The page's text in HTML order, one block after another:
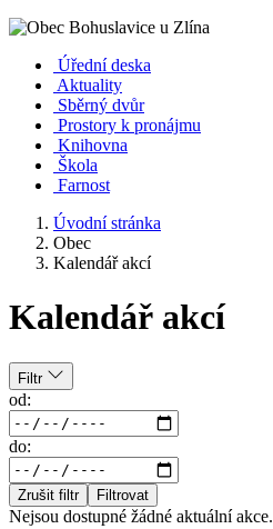
Úřední deska
Aktuality
Sběrný dvůr
Prostory k pronájmu
Knihovna
Škola
Farnost
Úvodní stránka
Obec
Kalendář akcí
Kalendář akcí
Filtr
od:
do:
Zrušit filtr Filtrovat
Nejsou dostupné žádné aktuální akce.